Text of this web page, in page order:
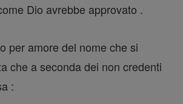
Dio avrebbe approvato .
per amore del nome che si
che a seconda dei non credenti
: